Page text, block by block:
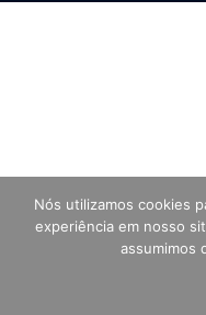
Nós utilizamos cookies
experiência em nosso
assumimos